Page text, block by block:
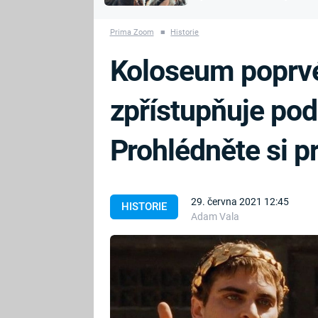
PRVNÍ SVĚTOVÁ
BRITSKÁ
KRÁLOVSKÁ
RODINA
Prima Zoom ■ Historie
HISTORIE
29. června 2021 12:45
Adam Vala
Koloseum
zpřístupňuje
Prohlédněte si